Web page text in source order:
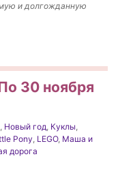
и долгожданную
30 ноября
, Новый год, Куклы,
Pony, LEGO, Маша и
дорога